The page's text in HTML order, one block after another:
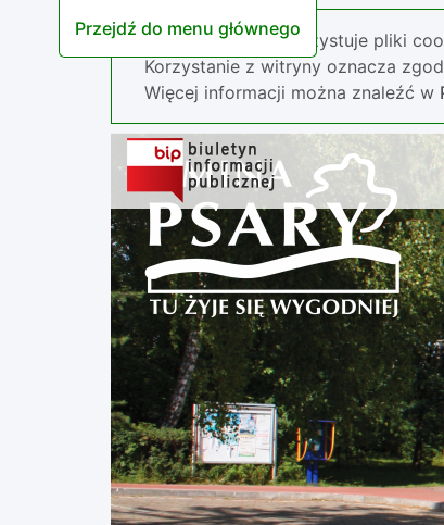
Przejdź do menu głównego
Nasza strona wykorzystuje pliki
Korzystanie z witryny oznacza
Więcej informacji można znaleźć w